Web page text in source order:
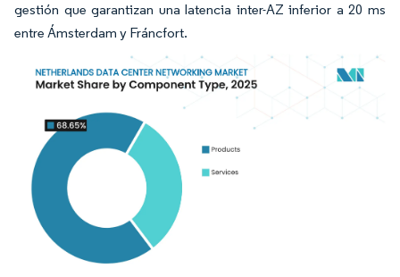
gestión que garantizan una latencia inter-AZ inferior a 20 ms
entre Ámsterdam y Fráncfort.